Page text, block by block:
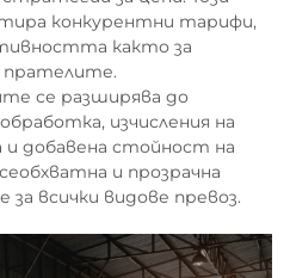
конкурентни тарифи,
както за
прателите.
се разширява до
изчисления на
добавена стойност на
и прозрачна
всички видове превоз.